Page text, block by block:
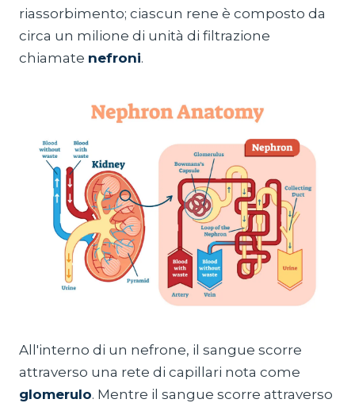
riassorbimento; ciascun rene è composto da
circa un milione di unità di filtrazione
chiamate nefroni.
All'interno di un nefrone, il sangue scorre
attraverso una rete di capillari nota come
glomerulo. Mentre il sangue scorre attraverso